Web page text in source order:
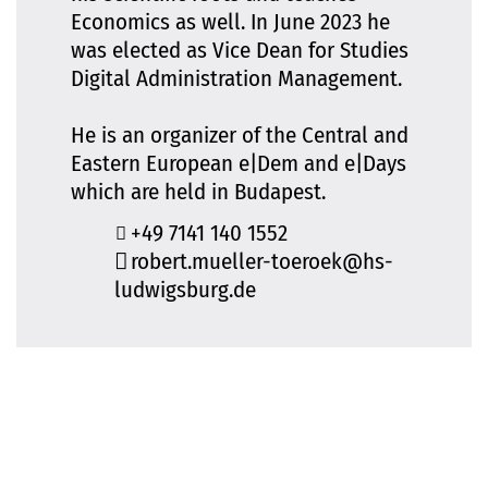
Economics as well. In June 2023 he
was elected as Vice Dean for Studies
Digital Administration Management.
He is an organizer of the Central and
Eastern European e|Dem and e|Days
which are held in Budapest.
+49 7141 140 1552
robert.mueller-toeroek@hs-
ludwigsburg.de